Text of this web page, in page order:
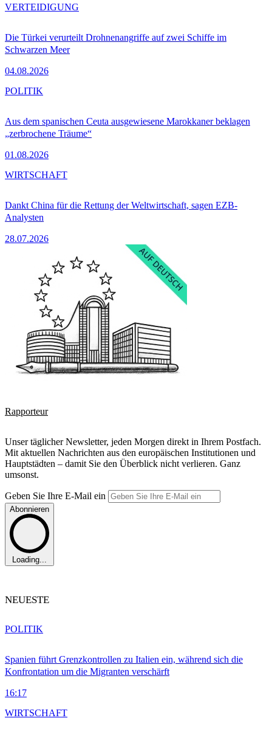
Die Türkei verurteilt Drohnenangriffe auf zwei Schiffe im
Schwarzen Meer
04.08.2026
VERTEIDIGUNG
Aus dem spanischen Ceuta ausgewiesene Marokkaner beklagen
„zerbrochene Träume“
01.08.2026
POLITIK
Dankt China für die Rettung der Weltwirtschaft, sagen EZB-
Analysten
28.07.2026
WIRTSCHAFT
Rapporteur
Unser täglicher Newsletter, jeden Morgen direkt in Ihrem Postfach.
Mit aktuellen Nachrichten aus den europäischen Institutionen und
Hauptstädten – damit Sie den Überblick nicht verlieren. Ganz
umsonst.
Geben Sie Ihre E-Mail ein
Abonnieren
Loading...
NEUESTE
Spanien führt Grenzkontrollen zu Italien ein, während sich die
Konfrontation um die Migranten verschärft
16:17
POLITIK
WIRTSCHAFT